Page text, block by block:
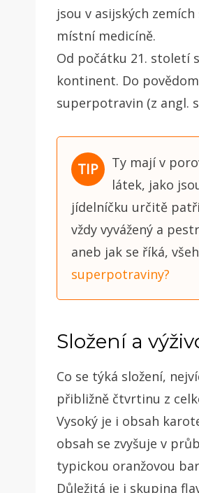
jsou v asijských
místní medicíně.
Od počátku 21. století
kontinent. Do
superpotravin (z angl.
Ty mají v
látek, jako
jídelníčku určitě
vždy vyvážený a
aneb jak se říká,
superpotraviny?
Složení a
Co se týká složení,
přibližně čtvrtinu z
Vysoký je i obsah
obsah se zvyšuje v
typickou oranžovou
Důležitá je i skupina